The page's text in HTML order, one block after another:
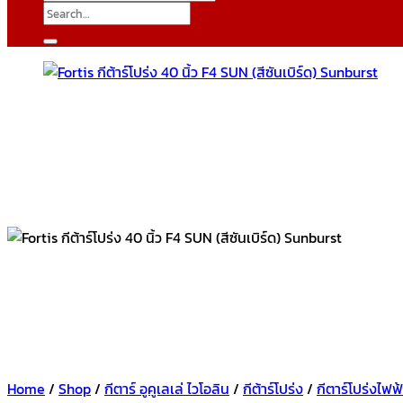
Search
for:
Home / Shop/ กีตาร์ อูคูเลเล่ ไวโอลิน / กีต้าร์โปร่ง/ กีตาร์โปร่งไฟ